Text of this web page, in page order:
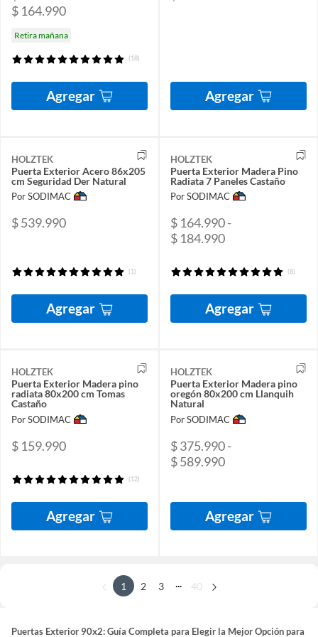
$ 164.990
Retira mañana
(18)
Agregar Agregar
HOLZTEK
Puerta Exterior Acero 86x205
cm Seguridad Der Natural
Por SODIMAC
$ 539.990
(1)
Agregar
HOLZTEK
Puerta Exterior Madera Pino
Radiata 7 Paneles Castaño
Por SODIMAC
$ 164.990 -
$ 184.990
(8)
Agregar
HOLZTEK
Puerta Exterior Madera pino
radiata 80x200 cm Tomas
Castaño
Por SODIMAC
$ 159.990
(12)
Agregar
HOLZTEK
Puerta Exterior Madera pino
oregón 80x200 cm Llanquih
Natural
Por SODIMAC
$ 375.990 -
$ 589.990
Agregar
1 2 3 40
Puertas Exterior 90x2: Guía Completa para Elegir la Mejor Opción para